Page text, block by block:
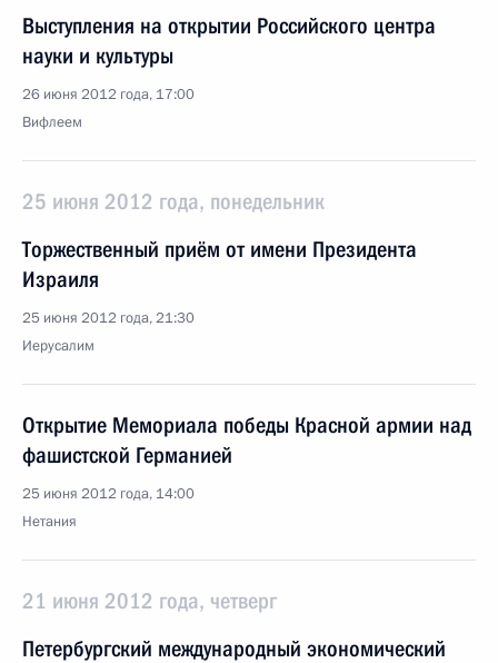
Выступления на открытии Российского центра
науки и культуры
26 июня 2012 года, 17:00
Вифлеем
25 июня 2012 года, понедельник
Торжественный приём от имени Президента
Израиля
25 июня 2012 года, 21:30
Иерусалим
Открытие Мемориала победы Красной армии над
фашистской Германией
25 июня 2012 года, 14:00
Нетания
21 июня 2012 года, четверг
Петербургский международный экономический